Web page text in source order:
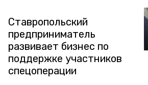
Ставропольский
предприниматель
развивает бизнес по
поддержке участников
спецоперации